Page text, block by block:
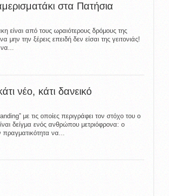
στα Πατήσια
είναι από τους ωραιότερους δρόμους της
μην την ξέρεις επειδή δεν είσαι της γειτονιάς!
να...
νέο, κάτι δανεικό
με τις οποίες περιγράφει τον στόχο του ο
δείγμα ενός ανθρώπου μετριόφρονα: ο
να...